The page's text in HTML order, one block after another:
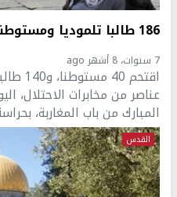
186 طالبا تلموديا ومستوطنا يقتحمون الأقصى
7 سنوات، 8 أشهر ago
عناصر من مخابرات الاحتلال،
المبارك من باب المغاربة،
القدس